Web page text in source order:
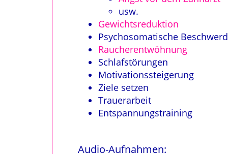
usw.
Gewichtsreduktion
Psychosomatische
Raucherentwöhnung
Schlafstörungen
Motivationssteigerung
Ziele setzen
Trauerarbeit
Entspannungstraining
Audio-Aufnahmen: